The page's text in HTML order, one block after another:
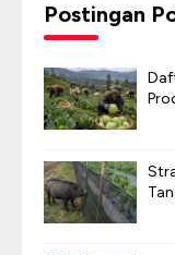
Postingan